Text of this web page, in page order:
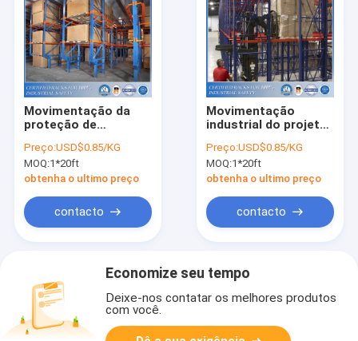
Movimentação da
proteção de
cremalheiras da
pálete do
armazenamento
Preço:USD$0.85/KG
MOQ:1*20ft
obtenha o ultimo preço
contacto
Movimentação
industrial do projeto
movimentação
através do sistema
da cremalheira da
Preço:USD$0.85/KG
MOQ:1*20ft
obtenha o ultimo preço
contacto
Economize seu tempo
Deixe-nos contatar os melhores produtos
com você.